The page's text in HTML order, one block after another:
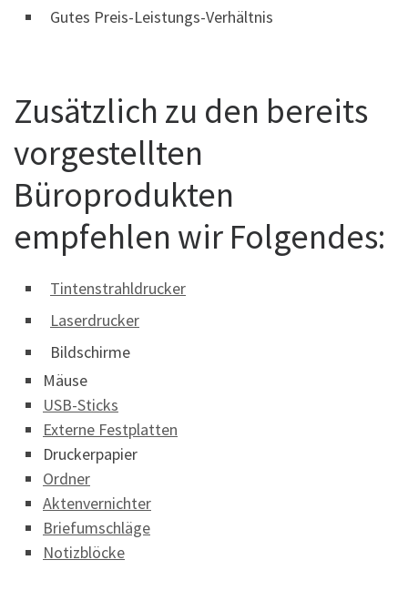
Gutes Preis-Leistungs-Verhältnis
Zusätzlich zu den bereits
vorgestellten
Büroprodukten
empfehlen wir Folgendes:
Tintenstrahldrucker
Laserdrucker
Bildschirme
Mäuse
USB-Sticks
Externe Festplatten
Druckerpapier
Ordner
Aktenvernichter
Briefumschläge
Notizblöcke